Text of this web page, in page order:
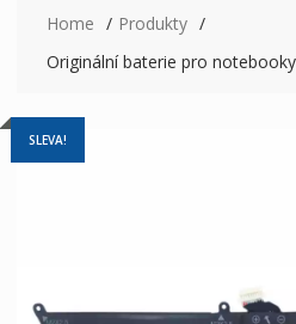
Home
Produkty
Originální baterie pro
SLEVA!